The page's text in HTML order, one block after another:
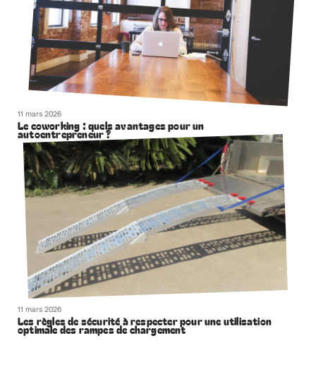
11 mars 2026
Le coworking : quels avantages pour un
autoentrepreneur ?
11 mars 2026
Les règles de sécurité à respecter pour une utilisation
optimale des rampes de chargement